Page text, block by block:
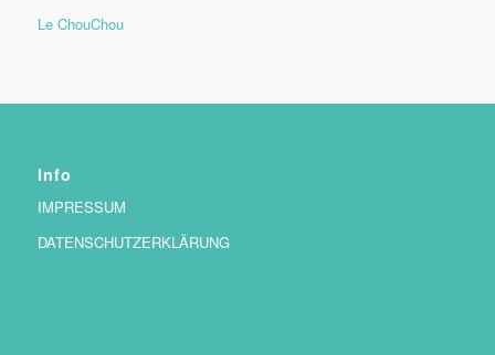
Le ChouChou
Info
IMPRESSUM
DATENSCHUTZERKLÄRUNG